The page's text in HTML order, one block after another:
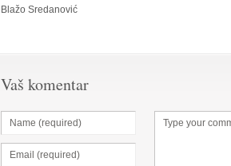
Blažo Sredanović
Vaš komentar